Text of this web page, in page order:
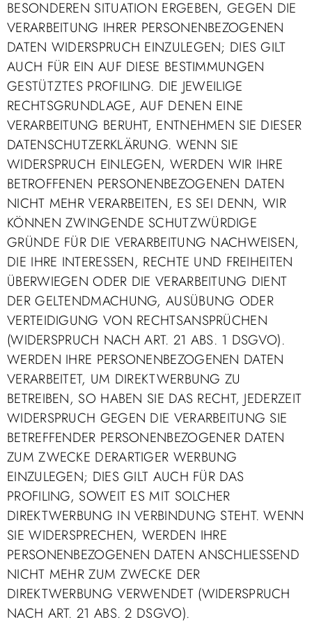
BESONDEREN SITUATION ERGEBEN, GEGEN DIE
VERARBEITUNG IHRER PERSONENBEZOGENEN
DATEN WIDERSPRUCH EINZULEGEN; DIES GILT
AUCH FÜR EIN AUF DIESE BESTIMMUNGEN
GESTÜTZTES PROFILING. DIE JEWEILIGE
RECHTSGRUNDLAGE, AUF DENEN EINE
VERARBEITUNG BERUHT, ENTNEHMEN SIE DIESER
DATENSCHUTZERKLÄRUNG. WENN SIE
WIDERSPRUCH EINLEGEN, WERDEN WIR IHRE
BETROFFENEN PERSONENBEZOGENEN DATEN
NICHT MEHR VERARBEITEN, ES SEI DENN, WIR
KÖNNEN ZWINGENDE SCHUTZWÜRDIGE
GRÜNDE FÜR DIE VERARBEITUNG NACHWEISEN,
DIE IHRE INTERESSEN, RECHTE UND FREIHEITEN
ÜBERWIEGEN ODER DIE VERARBEITUNG DIENT
DER GELTENDMACHUNG, AUSÜBUNG ODER
VERTEIDIGUNG VON RECHTSANSPRÜCHEN
(WIDERSPRUCH NACH ART. 21 ABS. 1 DSGVO).
WERDEN IHRE PERSONENBEZOGENEN DATEN
VERARBEITET, UM DIREKTWERBUNG ZU
BETREIBEN, SO HABEN SIE DAS RECHT, JEDERZEIT
WIDERSPRUCH GEGEN DIE VERARBEITUNG SIE
BETREFFENDER PERSONENBEZOGENER DATEN
ZUM ZWECKE DERARTIGER WERBUNG
EINZULEGEN; DIES GILT AUCH FÜR DAS
PROFILING, SOWEIT ES MIT SOLCHER
DIREKTWERBUNG IN VERBINDUNG STEHT. WENN
SIE WIDERSPRECHEN, WERDEN IHRE
PERSONENBEZOGENEN DATEN ANSCHLIESSEND
NICHT MEHR ZUM ZWECKE DER
DIREKTWERBUNG VERWENDET (WIDERSPRUCH
NACH ART. 21 ABS. 2 DSGVO).